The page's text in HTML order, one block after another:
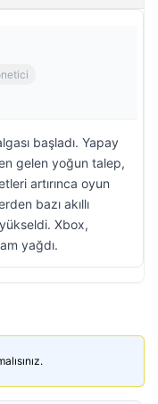
başladı. Yapay
gelen yoğun talep,
artırınca oyun
bazı akıllı
Xbox,
yağdı.